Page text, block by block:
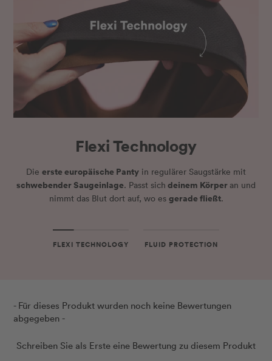
Flexi Technology
Die erste europäische Panty in regulärer Saugstärke mit
schwebender Saugeinlage. Passt sich deinem Körper an und
nimmt das Blut dort auf, wo es gerade fließt.
FLEXI TECHNOLOGY FLUID PROTECTION
- Für dieses Produkt wurden noch keine Bewertungen
abgegeben -
Schreiben Sie als Erste eine Bewertung zu diesem Produkt
New content loaded